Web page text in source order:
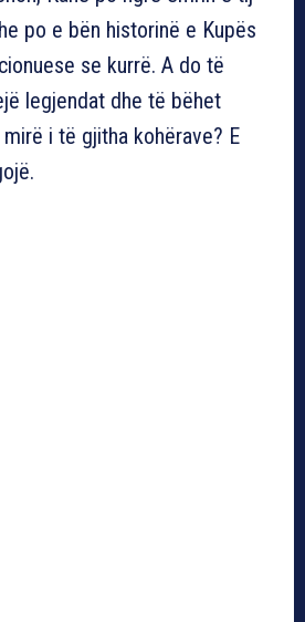
po e bën historinë e Kupës
se kurrë. A do të
legjendat dhe të bëhet
i të gjitha kohërave? E